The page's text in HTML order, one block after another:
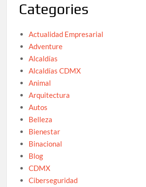
Categories
Actualidad Empresarial
Adventure
Alcaldías
Alcaldías CDMX
Animal
Arquitectura
Autos
Belleza
Bienestar
Binacional
Blog
CDMX
Ciberseguridad